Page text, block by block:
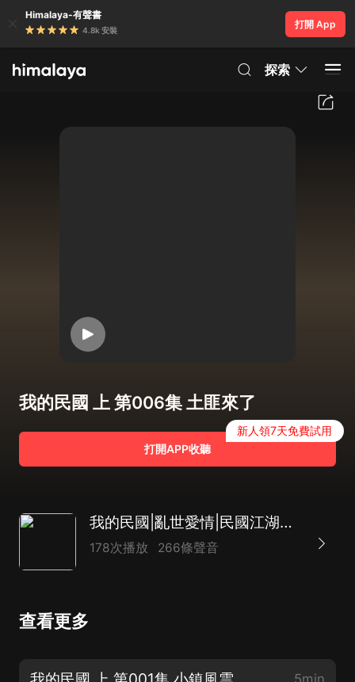
Himalaya-有聲書
4.8k 安裝
打開 App
探索
我的民國 上 第006集 土匪來了
打開APP收聽
新人領7天免費試用
我的民國|亂世愛情|民國江湖故事|小人物的命運浮沉
178次播放 266條聲音
查看更多
5min